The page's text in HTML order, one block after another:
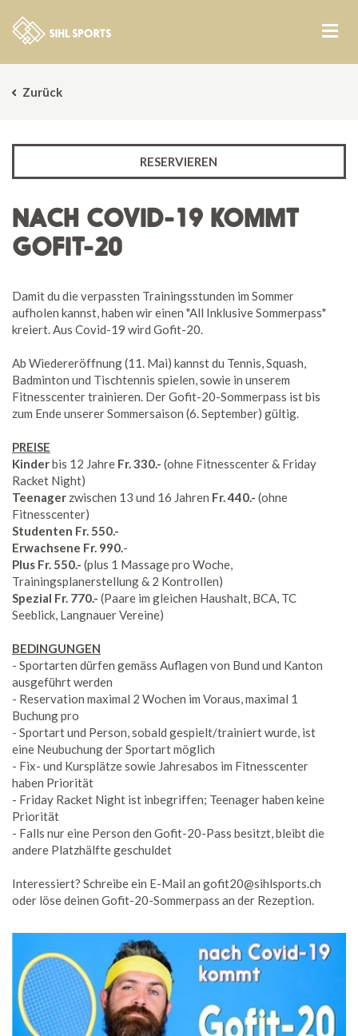
Zurück
RESERVIEREN
NACH COVID-19 KOMMT
GOFIT-20
Damit du die verpassten Trainingsstunden im Sommer
aufholen kannst, haben wir einen "All Inklusive Sommerpass"
kreiert. Aus Covid-19 wird Gofit-20.
Ab Wiedereröffnung (11. Mai) kannst du Tennis, Squash,
Badminton und Tischtennis spielen, sowie in unserem
Fitnesscenter trainieren. Der Gofit-20-Sommerpass ist bis
zum Ende unserer Sommersaison (6. September) gültig.
PREISE
Kinderbis 12 Jahre Fr. 330.- (ohne Fitnesscenter & Friday
Racket Night)
Teenager zwischen 13 und 16 Jahren Fr. 440.- (ohne
Fitnesscenter)
Studenten Fr. 550.-
Erwachsene Fr. 990.-
Plus Fr. 550.- (plus 1 Massage pro Woche,
Trainingsplanerstellung & 2 Kontrollen)
Spezial Fr. 770.- (Paare im gleichen Haushalt, BCA, TC
Seeblick, Langnauer Vereine)
BEDINGUNGEN
- Sportarten dürfen gemäss Auflagen von Bund und Kanton
ausgeführt werden
- Reservation maximal 2 Wochen im Voraus, maximal 1
Buchung pro
- Sportart und Person, sobald gespielt/trainiert wurde, ist
eine Neubuchung der Sportart möglich
- Fix- und Kursplätze sowie Jahresabos im Fitnesscenter
haben Priorität
- Friday Racket Night ist inbegriffen; Teenager haben keine
Priorität
- Falls nur eine Person den Gofit-20-Pass besitzt, bleibt die
andere Platzhälfte geschuldet
Interessiert? Schreibe ein E-Mail an gofit20@sihlsports.ch
oder löse deinen Gofit-20-Sommerpass an der Rezeption.